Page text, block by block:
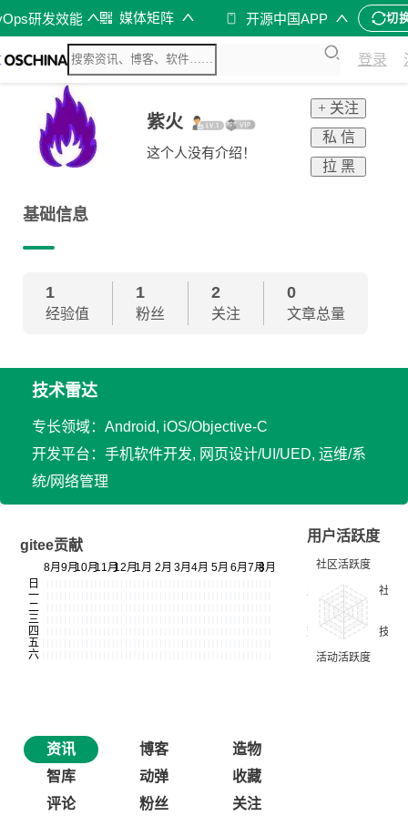
研发效能 媒体矩阵 开源中国APP 切
登录
紫火
这个人没有介绍！
+ 关注
私 信
拉 黑
基础信息
1
经验值
1
粉丝
2
关注
0
文章总量
技术雷达
专长领域：Android, iOS/Objective-C
开发平台：手机软件开发, 网页设计/UI/UED, 运维/系
统/网络管理
gitee贡献
用户活跃度
资讯 博客
造物
智库
动弹
收藏
评论
粉丝 关注